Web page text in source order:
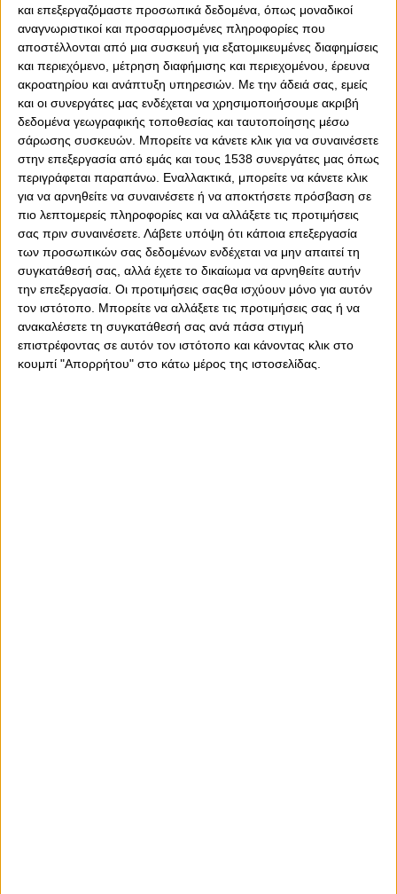
και επεξεργαζόμαστε προσωπικά δεδομένα, όπως μοναδικοί
αναγνωριστικοί και προσαρμοσμένες πληροφορίες που
αποστέλλονται από μια συσκευή για εξατομικευμένες διαφημίσεις
και περιεχόμενο, μέτρηση διαφήμισης και περιεχομένου, έρευνα
ακροατηρίου και ανάπτυξη υπηρεσιών. Με την άδειά σας, εμείς
και οι συνεργάτες μας ενδέχεται να χρησιμοποιήσουμε ακριβή
δεδομένα γεωγραφικής τοποθεσίας και ταυτοποίησης μέσω
σάρωσης συσκευών. Μπορείτε να κάνετε κλικ για να συναινέσετε
στην επεξεργασία από εμάς και τους 1538 συνεργάτες μας όπως
περιγράφεται παραπάνω. Εναλλακτικά, μπορείτε να κάνετε κλικ
για να αρνηθείτε να συναινέσετε ή να αποκτήσετε πρόσβαση σε
πιο λεπτομερείς πληροφορίες και να αλλάξετε τις προτιμήσεις
σας πριν συναινέσετε. Λάβετε υπόψη ότι κάποια επεξεργασία
των προσωπικών σας δεδομένων ενδέχεται να μην απαιτεί τη
συγκατάθεσή σας, αλλά έχετε το δικαίωμα να αρνηθείτε αυτήν
την επεξεργασία. Οι προτιμήσεις σαςθα ισχύουν μόνο για αυτόν
τον ιστότοπο. Μπορείτε να αλλάξετε τις προτιμήσεις σας ή να
ανακαλέσετε τη συγκατάθεσή σας ανά πάσα στιγμή
επιστρέφοντας σε αυτόν τον ιστότοπο και κάνοντας κλικ στο
κουμπί "Απορρήτου" στο κάτω μέρος της ιστοσελίδας.
Πέμπτη, 1 Σεπτεμβρίου 2022 - 15:17
Αποφασίζει για Καβαλέιρο ο
Ολυμπιακός